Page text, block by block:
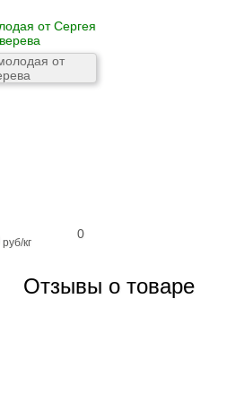
от Сергея
руб/кг
0
Отзывы о товаре